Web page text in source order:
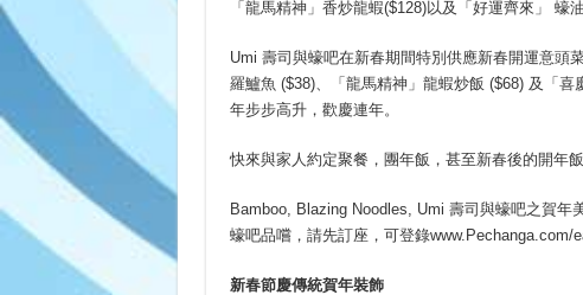
「龍馬精神」香炒龍蝦($128)以及「好運齊來」 蠔
Umi 壽司與蠔吧在新春期間特別供應新春開運意頭
羅鱸魚 ($38)、「龍馬精神」龍蝦炒飯 ($68) 及「
年步步高升，歡慶連年。
快來與家人約定聚餐，團年飯，甚至新春後的開年
Bamboo, Blazing Noodles, Umi 壽司與蠔吧之賀年
蠔吧品嚐，請先訂座，可登錄www.Pechanga.com/
新春節慶傳統賀年裝飾